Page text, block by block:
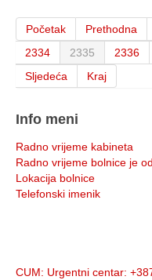
Početak
Prethodna
2334
2335 2336
Sljedeća
Kraj
Info meni
Radno vrijeme kabineta
Radno vrijeme bolnice je
Lokacija bolnice
Telefonski imenik
CUM: Urgentni centar: